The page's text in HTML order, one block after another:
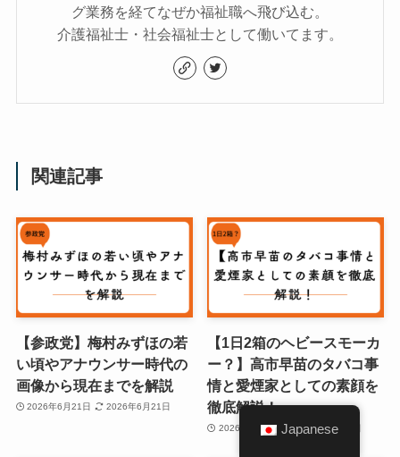
グ業務を経てなぜか福祉職へ飛び込む。
介護福祉士・社会福祉士として働いてます。
関連記事
【参政党】梅村みずほの若
い頃やアナウンサー時代の
画像から現在までを解説
2026年6月21日 2026年6月21日
【1日2箱のヘビースモーカ
ー？】高市早苗のタバコ事
情と愛煙家としての素顔を
徹底解説！
2026年6月20日 2026年6月20日
Japanese